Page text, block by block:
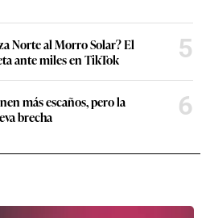
Norte al Morro Solar? El
ante miles en TikTok
5
más escaños, pero la
brecha
6